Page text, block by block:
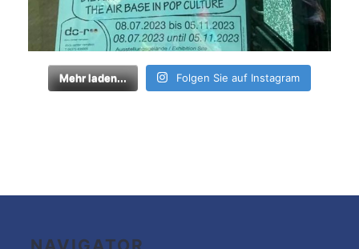
Mehr laden... Folgen Sie auf Instagram